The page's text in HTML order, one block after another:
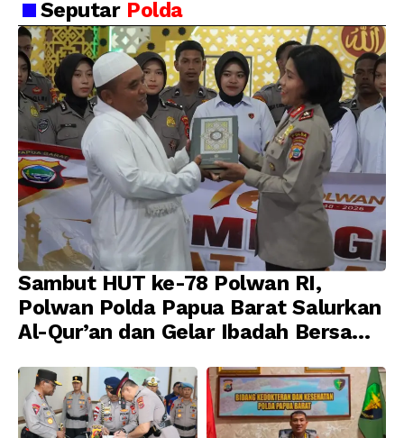
Barat, 321 WNA
Diamankan
Profesionalisme
Seputar Polda
Sambut HUT ke-78 Polwan RI,
Polwan Polda Papua Barat Salurkan
Al-Qur’an dan Gelar Ibadah Bersama